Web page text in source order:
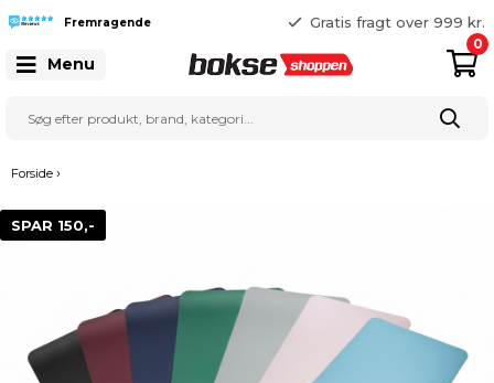
Gratis fragt over 999 kr.
25 127 127
Fremragende
Menu
0
Forside ›
SPAR 150,-